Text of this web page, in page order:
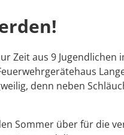
Zeit aus 9 Jugendlichen
denn neben
Sommer über für die